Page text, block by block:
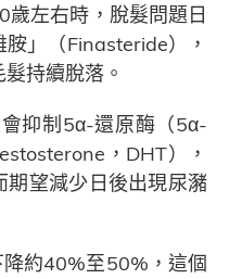
左右時，脫髮問題日
」（Finasteride），
持續脫落。
抑制5α-還原酶（5α-
，DHT），
期望減少日後出現尿瀦
約40%至50%，這個